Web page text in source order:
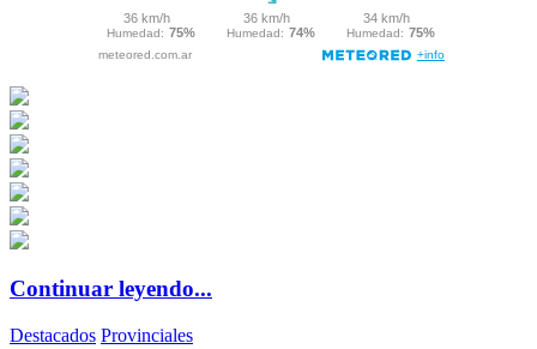
Continuar leyendo...
Destacados Provinciales